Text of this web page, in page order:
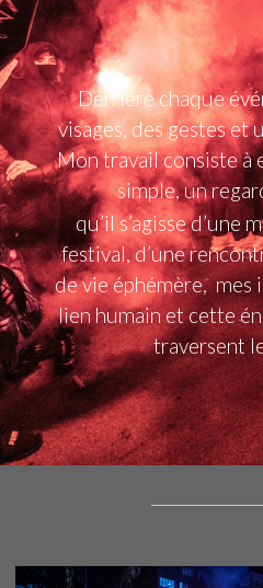
Derrière chaque
visages, des gestes et
Mon travail consiste à
simple, un
qu’il s’agisse d’une
festival, d’une
de vie éphémère, mes
lien humain et cette
traversent